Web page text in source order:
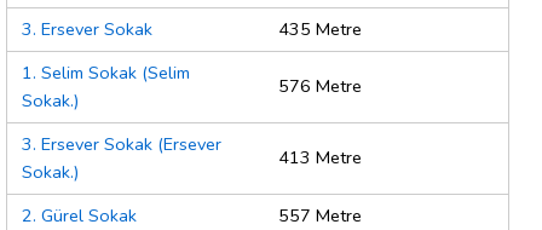
3. Ersever Sokak
435 Metre
1. Selim Sokak (Selim
Sokak.)
576 Metre
3. Ersever Sokak (Ersever
Sokak.)
413 Metre
2. Gürel Sokak
557 Metre